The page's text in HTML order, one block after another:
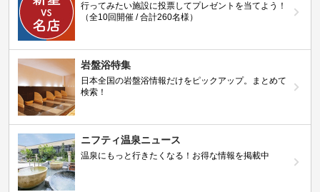
行ってみたい施設に投票してプレゼントを当てよう！
（全10回開催 / 合計260名様）
岩盤浴特集
日本全国の岩盤浴情報だけをピックアップ。まとめて
検索！
ニフティ温泉ニュース
温泉にもっと行きたくなる！お得な情報を掲載中